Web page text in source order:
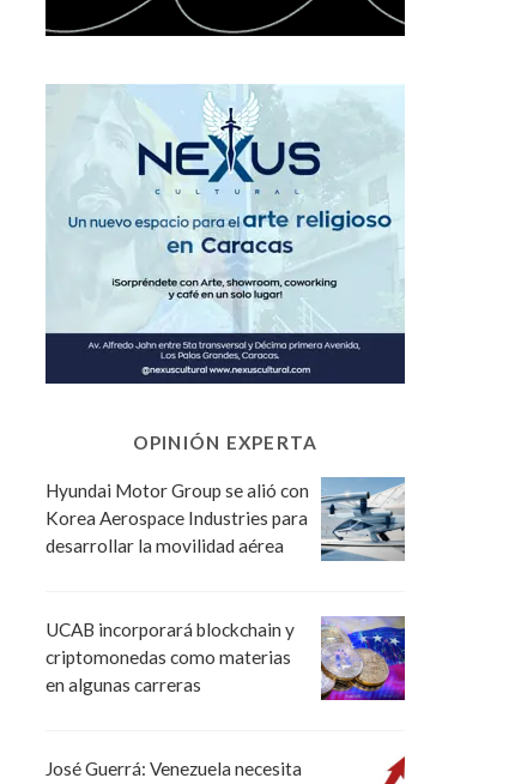
OPINIÓN EXPERTA
Hyundai Motor Group se alió con
Korea Aerospace Industries para
desarrollar la movilidad aérea
UCAB incorporará blockchain y
criptomonedas como materias
en algunas carreras
José Guerrá: Venezuela necesita